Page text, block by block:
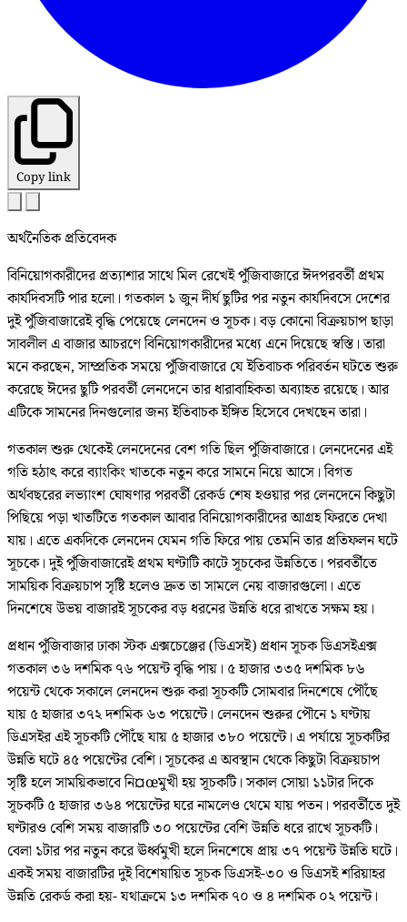
Copy link
অর্থনৈতিক প্রতিবেদক
বিনিয়োগকারীদের প্রত্যাশার সাথে মিল রেখেই পুঁজিবাজারে ঈদপরবর্তী প্রথম
কার্যদিবসটি পার হলো। গতকাল ১ জুন দীর্ঘ ছুটির পর নতুন কার্যদিবসে দেশের
দুই পুঁজিবাজারেই বৃদ্ধি পেয়েছে লেনদেন ও সূচক। বড় কোনো বিক্রয়চাপ ছাড়া
সাবলীল এ বাজার আচরণে বিনিয়োগকারীদের মধ্যে এনে দিয়েছে স্বস্তি। তারা
মনে করছেন, সাম্প্রতিক সময়ে পুঁজিবাজারে যে ইতিবাচক পরিবর্তন ঘটতে শুরু
করেছে ঈদের ছুটি পরবর্তী লেনদেনে তার ধারাবাহিকতা অব্যাহত রয়েছে। আর
এটিকে সামনের দিনগুলোর জন্য ইতিবাচক ইঙ্গিত হিসেবে দেখছেন তারা।
গতকাল শুরু থেকেই লেনদেনের বেশ গতি ছিল পুঁজিবাজারে। লেনদেনের এই
গতি হঠাৎ করে ব্যাংকিং খাতকে নতুন করে সামনে নিয়ে আসে। বিগত
অর্থবছরের লভ্যাংশ ঘোষণার পরবর্তী রেকর্ড শেষ হওয়ার পর লেনদেনে কিছুটা
পিছিয়ে পড়া খাতটিতে গতকাল আবার বিনিয়োগকারীদের আগ্রহ ফিরতে দেখা
যায়। এতে একদিকে লেনদেন যেমন গতি ফিরে পায় তেমনি তার প্রতিফলন ঘটে
সূচকে। দুই পুঁজিবাজারেই প্রথম ঘণ্টাটি কাটে সূচকের উন্নতিতে। পরবর্তীতে
সাময়িক বিক্রয়চাপ সৃষ্টি হলেও দ্রুত তা সামলে নেয় বাজারগুলো। এতে
দিনশেষে উভয় বাজারই সূচকের বড় ধরনের উন্নতি ধরে রাখতে সক্ষম হয়।
প্রধান পুঁজিবাজার ঢাকা স্টক এক্সচেঞ্জের (ডিএসই) প্রধান সূচক ডিএসইএক্স
গতকাল ৩৬ দশমিক ৭৬ পয়েন্ট বৃদ্ধি পায়। ৫ হাজার ৩৩৫ দশমিক ৮৬
পয়েন্ট থেকে সকালে লেনদেন শুরু করা সূচকটি সোমবার দিনশেষে পৌঁছে
যায় ৫ হাজার ৩৭২ দশমিক ৬৩ পয়েন্টে। লেনদেন শুরুর পৌনে ১ ঘণ্টায়
ডিএসইর এই সূচকটি পৌঁছে যায় ৫ হাজার ৩৮০ পয়েন্টে। এ পর্যায়ে সূচকটির
উন্নতি ঘটে ৪৫ পয়েন্টের বেশি। সূচকের এ অবস্থান থেকে কিছুটা বিক্রয়চাপ
সৃষ্টি হলে সাময়িকভাবে নি¤œমুখী হয় সূচকটি। সকাল সোয়া ১১টার দিকে
সূচকটি ৫ হাজার ৩৬৪ পয়েন্টের ঘরে নামলেও থেমে যায় পতন। পরবর্তীতে দুই
ঘণ্টারও বেশি সময় বাজারটি ৩০ পয়েন্টের বেশি উন্নতি ধরে রাখে সূচকটি।
বেলা ১টার পর নতুন করে ঊর্ধ্বমুখী হলে দিনশেষে প্রায় ৩৭ পয়েন্ট উন্নতি ঘটে।
একই সময় বাজারটির দুই বিশেষায়িত সূচক ডিএসই-৩০ ও ডিএসই শরিয়াহর
উন্নতি রেকর্ড করা হয়- যথাক্রমে ১৩ দশমিক ৭০ ও ৪ দশমিক ০২ পয়েন্ট।